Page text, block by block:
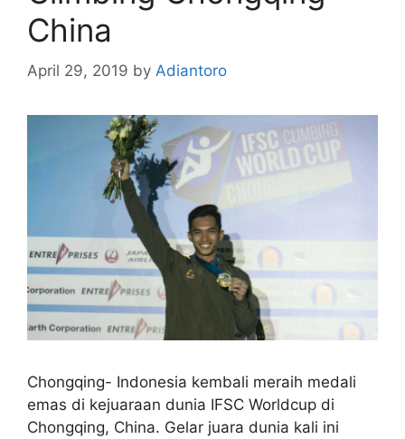
China
April 29, 2019 by Adiantoro
Chongqing- Indonesia kembali meraih medali
emas di kejuaraan dunia IFSC Worldcup di
Chongqing, China. Gelar juara dunia kali ini